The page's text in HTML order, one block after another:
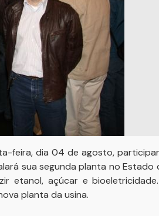
feira, dia 04 de agosto,
sua segunda planta no Estado
etanol, açúcar e
planta da usina.